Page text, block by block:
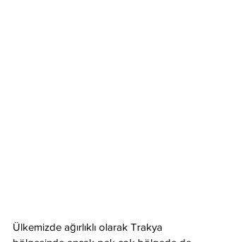
Ülkemizde ağırlıklı olarak Trakya